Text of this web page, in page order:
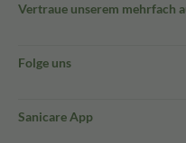
Vertraue unserem mehrfach
Folge uns
Sanicare App